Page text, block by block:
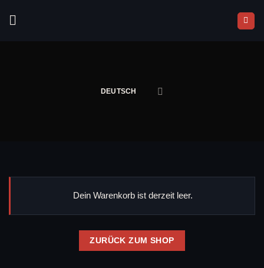
Inhalt
DEUTSCH
Dein Warenkorb ist derzeit leer.
ZURÜCK ZUM SHOP